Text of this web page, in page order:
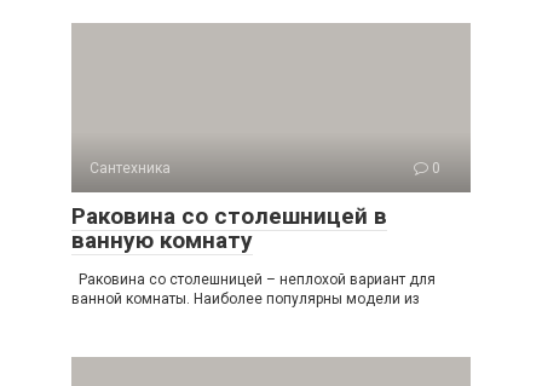
Сантехника 0
Раковина со столешницей в
ванную комнату
Раковина со столешницей – неплохой вариант для
ванной комнаты. Наиболее популярны модели из